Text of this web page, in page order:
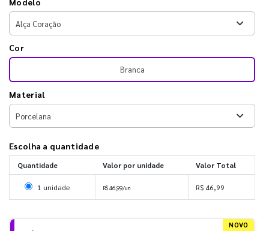
Cor
Branca
Material
Escolha a quantidade
Quantidade Valor por unidade Valor Total
Selecionar 1 unidade
1 unidade R$ 46,99/un R$ 46,99
NOVO